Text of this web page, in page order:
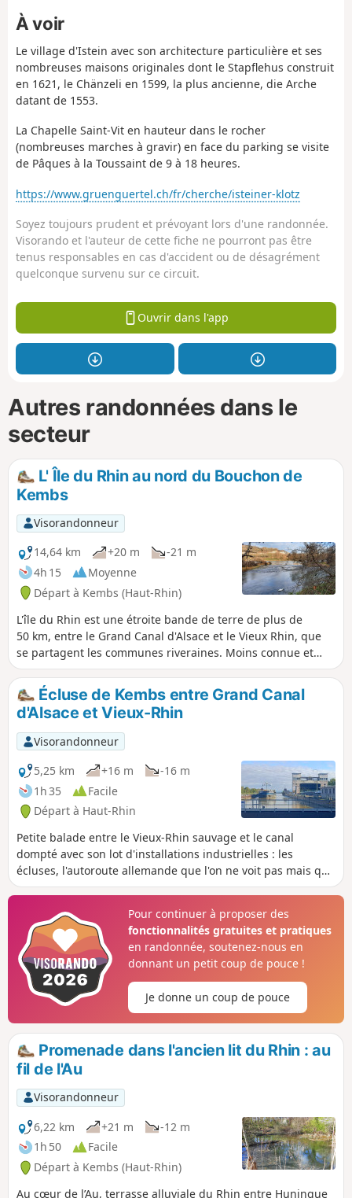
À voir
Le village d'Istein avec son architecture particulière et ses
nombreuses maisons originales dont le Stapflehus construit
en 1621, le Chänzeli en 1599, la plus ancienne, die Arche
datant de 1553.
La Chapelle Saint-Vit en hauteur dans le rocher
(nombreuses marches à gravir) en face du parking se visite
de Pâques à la Toussaint de 9 à 18 heures.
https://www.gruenguertel.ch/fr/cherche/isteiner-klotz
Soyez toujours prudent et prévoyant lors d'une randonnée.
Visorando et l'auteur de cette fiche ne pourront pas être
tenus responsables en cas d'accident ou de désagrément
quelconque survenu sur ce circuit.
Ouvrir dans l'app
Autres randonnées dans le
secteur
L' Île du Rhin au nord du Bouchon de
Kembs
Visorandonneur
14,64 km
+20 m
-21 m
4h 15
Moyenne
Départ à Kembs (Haut-Rhin)
L'île du Rhin est une étroite bande de terre de plus de
50 km, entre le Grand Canal d'Alsace et le Vieux Rhin, que
se partagent les communes riveraines. Moins connue et
moins fréquentée que sa voisine du Sud, renaturée irriguée
par le Petit Rhin et aménagée pour la promenade et
l’observation, la partie Nord sur le ban de Kembs mérite
pourtant l'intérêt des randonneurs, surtout lorsque la
végétation n'est pas trop dense et permet d'observer les
oiseaux des zones humides proches du Vieux Rhin.
Écluse de Kembs entre Grand Canal
d'Alsace et Vieux-Rhin
Visorandonneur
5,25 km
+16 m
-16 m
1h 35
Facile
Départ à Haut-Rhin
Petite balade entre le Vieux-Rhin sauvage et le canal
dompté avec son lot d'installations industrielles : les
écluses, l'autoroute allemande que l'on ne voit pas mais que
l'on entend, les lignes à haute-tension sous lesquelles on
naturelles : le Rhin tortueux et ensablé, à découvert au
niveau de la Barre d'Istein. Pour profiter pleinement des
vues sur le Rhin, le parcours gagne à être fait en hiver
lorsque les arbres n'ont pas encore de feuilles.
Pour continuer à proposer des
fonctionnalités gratuites et pratiques
en randonnée, soutenez-nous en
donnant un petit coup de pouce !
Je donne un coup de pouce
Promenade dans l'ancien lit du Rhin : au
fil de l'Au
Visorandonneur
6,22 km
+21 m
-12 m
1h 50
Facile
Départ à Kembs (Haut-Rhin)
Au cœur de l’Au, terrasse alluviale du Rhin entre Huningue